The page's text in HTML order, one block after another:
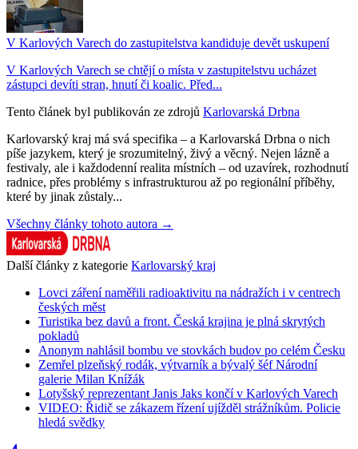
V Karlových Varech do zastupitelstva kandiduje devět uskupení
V Karlových Varech se chtějí o místa v zastupitelstvu ucházet
zástupci devíti stran, hnutí či koalic. Před...
Tento článek byl publikován ze zdrojů Karlovarská Drbna
Karlovarský kraj má svá specifika – a Karlovarská Drbna o nich
píše jazykem, který je srozumitelný, živý a věcný. Nejen lázně a
festivaly, ale i každodenní realita místních – od uzavírek, rozhodnutí
radnice, přes problémy s infrastrukturou až po regionální příběhy,
které by jinak zůstaly...
Všechny články tohoto autora →
Další články z kategorie Karlovarský kraj
Lovci záření naměřili radioaktivitu na nádražích i v centrech
českých měst
Turistika bez davů a front. Česká krajina je plná skrytých
pokladů
Anonym nahlásil bombu ve stovkách budov po celém Česku
Zemřel plzeňský rodák, výtvarník a bývalý šéf Národní
galerie Milan Knížák
Lotyšský reprezentant Janis Jaks končí v Karlových Varech
VIDEO: Řidič se zákazem řízení ujížděl strážníkům. Policie
hledá svědky